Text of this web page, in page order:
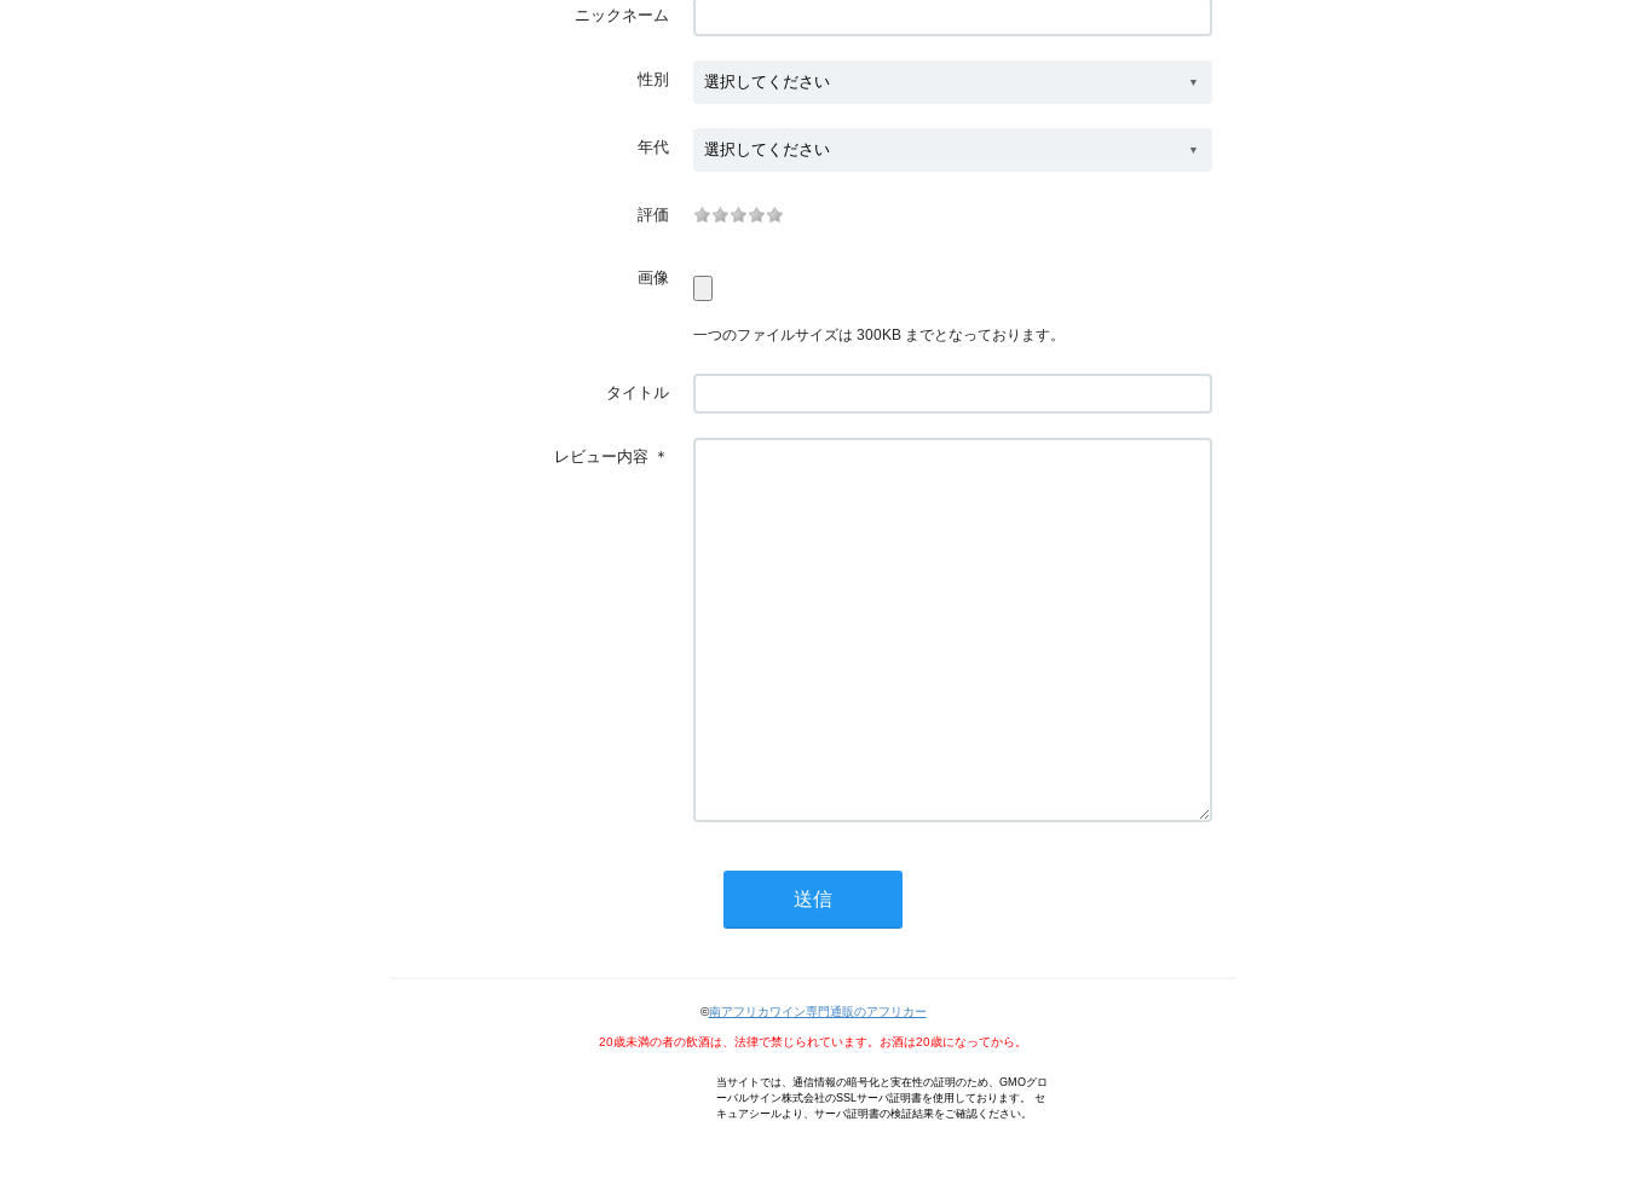
ニックネーム
性別
年代
評価
画像
一つのファイルサイズは 300KB までとなっております。
タイトル
レビュー内容 ＊
©南アフリカワイン専門通販のアフリカー
20歳未満の者の飲酒は、法律で禁じられています。お酒は20歳になってから。
当サイトでは、通信情報の暗号化と実在性の証明のため、GMOグロ
ーバルサイン株式会社のSSLサーバ証明書を使用しております。 セ
キュアシールより、サーバ証明書の検証結果をご確認ください。